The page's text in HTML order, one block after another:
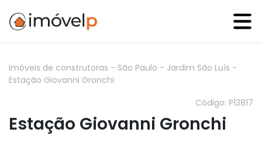
Imóveis de construtoras - São Paulo - Jardim São Luís -
Estação Giovanni Gronchi
Código: P13817
Estação Giovanni Gronchi